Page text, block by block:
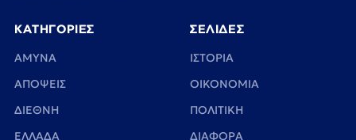
ΚΑΤΗΓΟΡΙΕΣ
ΑΜΥΝΑ
ΑΠΟΨΕΙΣ
ΔΙΕΘΝΗ
ΕΛΛΑΔΑ
ΣΕΛΙΔΕΣ
ΙΣΤΟΡΙΑ
ΟΙΚΟΝΟΜΙΑ
ΠΟΛΙΤΙΚΗ
ΔΙΑΦΟΡΑ